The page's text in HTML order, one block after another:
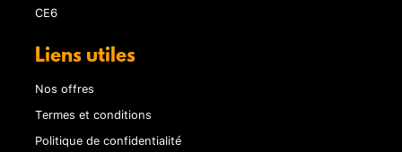
CE6
Liens utiles
Nos offres
Termes et conditions
Politique de confidentialité